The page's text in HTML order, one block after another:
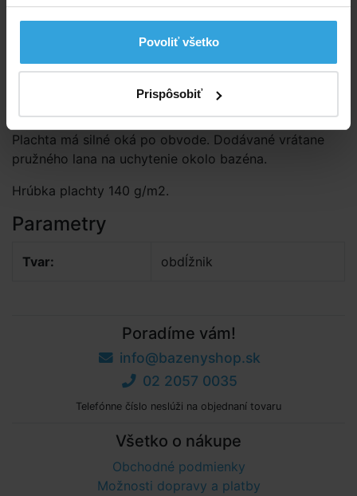
Povoliť všetko
Prispôsobiť
Kašírované fólie sú mrazuodolné.
Táto plachta sa vyznačuje veľmi dlhou životnosťou a
odporúčame ich aj na použitie v zimnom období. Ide
o plachtu s výbornou odolnosťou proti mechanickému
Plachta má silné oká po obvode. Dodávané vrátane
pružného lana na uchytenie okolo bazéna.
Hrúbka plachty 140 g/m2.
Parametry
Tvar: obdĺžnik
Poradíme vám!
info@bazenyshop.sk
02 2057 0035
Telefónne číslo neslúži na objednaní tovaru
Všetko o nákupe
Obchodné podmienky
Možnosti dopravy a platby